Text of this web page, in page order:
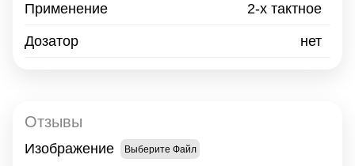
Применение 2-х тактное
Дозатор нет
Отзывы
Изображение Выберите Файл